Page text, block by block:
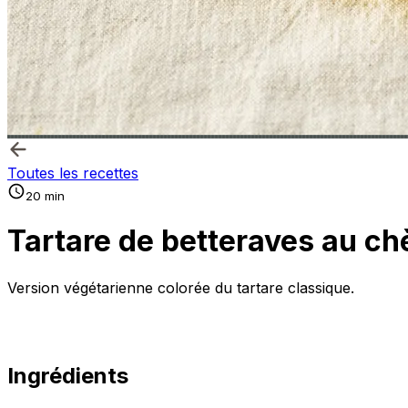
Toutes les recettes
20 min
Tartare de betteraves au
Version végétarienne colorée du tartare classique.
Ingrédients